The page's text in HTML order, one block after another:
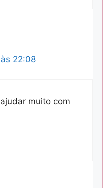
22:08
muito com